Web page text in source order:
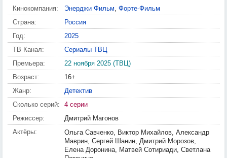
Кинокомпания: Энерджи Фильм, Форте-Фильм
Страна:
Россия
Год:
2025
ТВ Канал:
Сериалы ТВЦ
Премьера:
22 ноября 2025 (ТВЦ)
Возраст:
16+
Жанр:
Детектив
Сколько серий:
4 серии
Режиссер:
Дмитрий Магонов
Актёры:
Ольга Савченко, Виктор Михайлов, Александр
Маврин, Сергей Шанин, Дмитрий Морозов,
Елена Доронина, Матвей Сотириади, Светлана